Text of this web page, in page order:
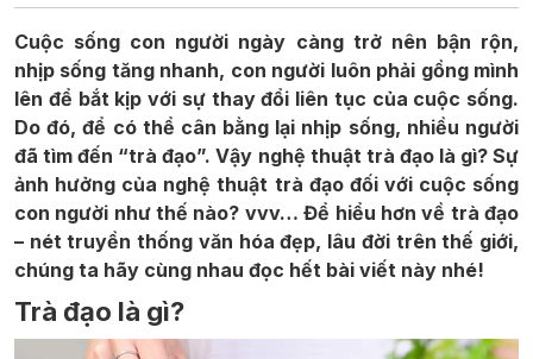
Cuộc sống con người ngày càng trở nên bận rộn,
nhịp sống tăng nhanh, con người luôn phải gồng mình
lên để bắt kịp với sự thay đổi liên tục của cuộc sống.
Do đó, để có thể cân bằng lại nhịp sống, nhiều người
đã tìm đến “trà đạo”. Vậy nghệ thuật trà đạo là gì? Sự
ảnh hưởng của nghệ thuật trà đạo đối với cuộc sống
con người như thế nào? vvv… Để hiểu hơn về trà đạo
– nét truyền thống văn hóa đẹp, lâu đời trên thế giới,
chúng ta hãy cùng nhau đọc hết bài viết này nhé!
Trà đạo là gì?